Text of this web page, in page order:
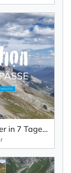
Über 50 Alpenpässe, durch 6 Länder in 7 Tagen – die ultimative Alpenpässe-Tour in 7 Minuten.